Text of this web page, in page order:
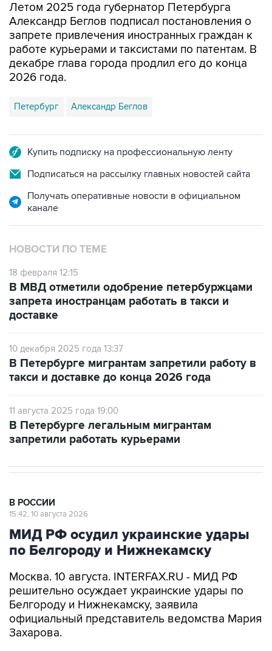
Летом 2025 года губернатор Петербурга
Александр Беглов подписал постановления о
запрете привлечения иностранных граждан к
работе курьерами и таксистами по патентам. В
декабре глава города продлил его до конца
2026 года.
Петербург Александр Беглов
Купить подписку на профессиональную ленту
Подписаться на рассылку главных новостей сайта
Получать оперативные новости в официальном
канале
НОВОСТИ ПО ТЕМЕ
18 февраля 12:15
В МВД отметили одобрение петербуржцами
запрета иностранцам работать в такси и
доставке
10 декабря 2025 года 13:37
В Петербурге мигрантам запретили работу в
такси и доставке до конца 2026 года
11 августа 2025 года 19:00
В Петербурге легальным мигрантам
запретили работать курьерами
В РОССИИ
15:42, 10 августа 2026
МИД РФ осудил украинские удары
по Белгороду и Нижнекамску
Москва. 10 августа. INTERFAX.RU - МИД РФ
решительно осуждает украинские удары по
Белгороду и Нижнекамску, заявила
официальный представитель ведомства Мария
Захарова.